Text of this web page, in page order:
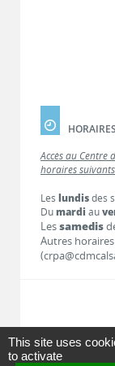
HORAIRES
Accès au Centre
horaires
Les lundisdes
Dumardi au
Lessamedis
Autres horaires
This site uses
to activate